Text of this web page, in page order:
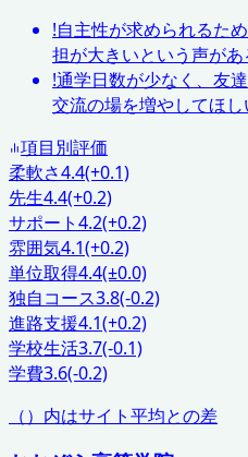
!自主性が求められるた
担が大きいという声があ
!通学日数が少なく、友
交流の場を増やしてほし
項目別評価
柔軟さ4.4(+0.1)
先生4.4(+0.2)
サポート4.2(+0.2)
雰囲気4.1(+0.2)
単位取得4.4(±0.0)
独自コース3.8(-0.2)
進路支援4.1(+0.2)
学校生活3.7(-0.1)
学費3.6(-0.2)
（）内はサイト平均との差